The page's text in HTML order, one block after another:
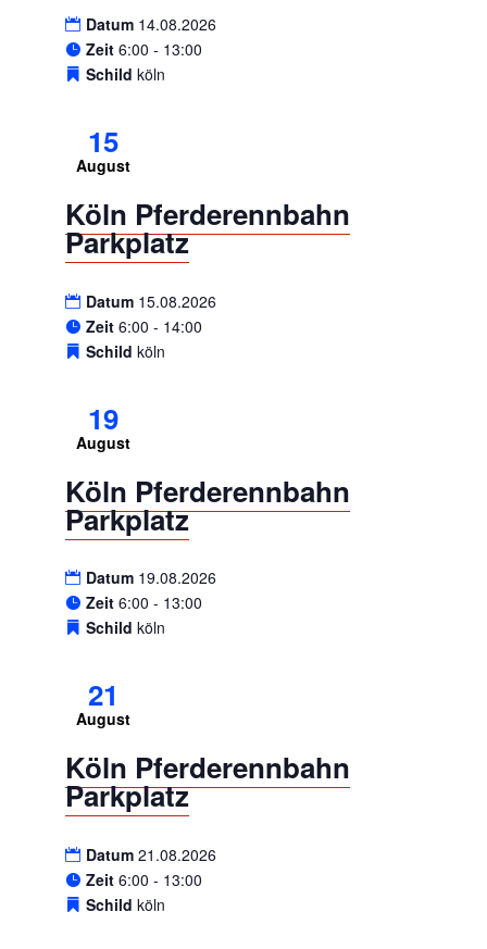
Datum 14.08.2026
Zeit 6:00 - 13:00
Schild köln
15
August
Köln Pferderennbahn
Parkplatz
Datum 15.08.2026
Zeit 6:00 - 14:00
Schild köln
19
August
Köln Pferderennbahn
Parkplatz
Datum 19.08.2026
Zeit 6:00 - 13:00
Schild köln
21
August
Köln Pferderennbahn
Parkplatz
Datum 21.08.2026
Zeit 6:00 - 13:00
Schild köln